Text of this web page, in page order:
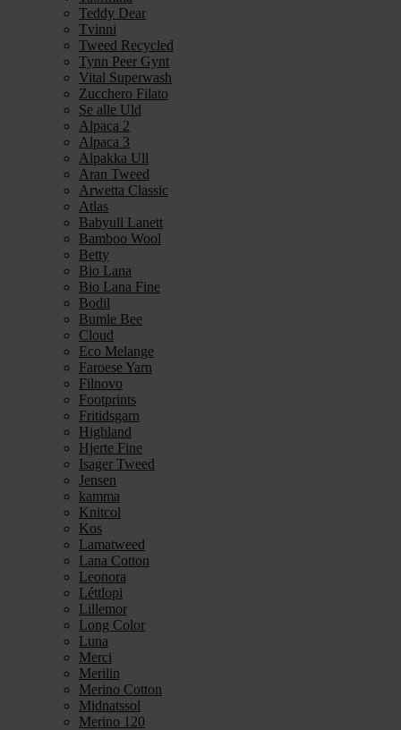
Teddy Dear
Tvinni
Tweed Recycled
Tynn Peer Gynt
Vital Superwash
Zucchero Filato
Se alle Uld
Alpaca 2
Alpaca 3
Alpakka Ull
Aran Tweed
Arwetta Classic
Atlas
Babyull Lanett
Bamboo Wool
Betty
Bio Lana
Bio Lana Fine
Bodil
Bumle Bee
Cloud
Eco Melange
Faroese Yarn
Filnovo
Footprints
Fritidsgarn
Highland
Hjerte Fine
Isager Tweed
Jensen
kamma
Knitcol
Kos
Lamatweed
Lana Cotton
Leonora
Léttlopi
Lillemor
Long Color
Luna
Merci
Merilin
Merino Cotton
Midnatssol
Merino 120